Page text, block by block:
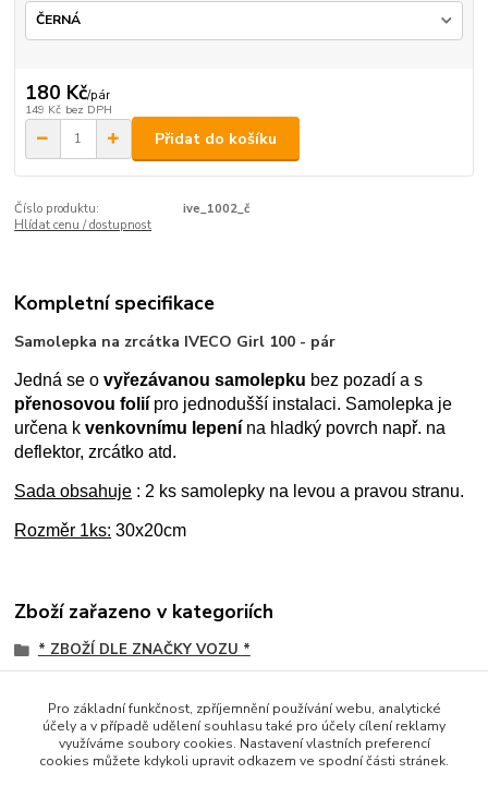
180 Kč/pár
149 Kč bez DPH
Přidat do košíku
Číslo produktu:
ive_1002_č
Hlídat cenu / dostupnost
Kompletní specifikace
Samolepka na zrcátka IVECO Girl 100 - pár
Jedná se ovyřezávanou samolepku bez pozadí a s
přenosovou folií pro jednodušší instalaci. Samolepka je
určena kvenkovnímu lepení na hladký povrch např. na
deflektor, zrcátko atd.
Sada obsahuje : 2 ks samolepky na levou a pravou stranu.
Rozměr 1ks: 30x20cm
Zboží zařazeno v kategoriích
* ZBOŽÍ DLE ZNAČKY VOZU *
Iveco
Řezané
Pro základní funkčnost, zpříjemnění používání webu, analytické
účely a v případě udělení souhlasu také pro účely cílení reklamy
využíváme soubory cookies. Nastavení vlastních preferencí
cookies můžete kdykoli upravit odkazem ve spodní části stránek.